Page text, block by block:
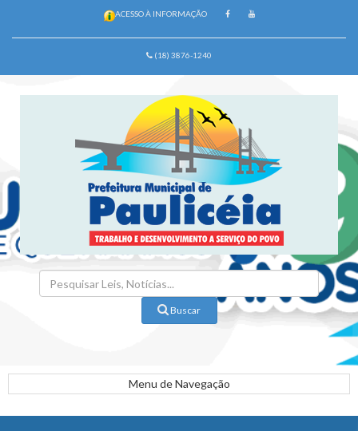
ACESSO À INFORMAÇÃO
(18) 3876-1240
Buscar
Menu de Navegação